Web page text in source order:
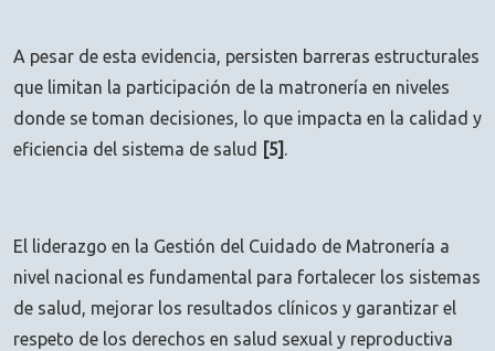
A pesar de esta evidencia, persisten barreras estructurales
que limitan la participación de la matronería en niveles
donde se toman decisiones, lo que impacta en la calidad y
eficiencia del sistema de salud
[5] .
El liderazgo en la Gestión del Cuidado de Matronería a
nivel nacional es fundamental para fortalecer los sistemas
de salud, mejorar los resultados clínicos y garantizar el
respeto de los derechos en salud sexual y reproductiva